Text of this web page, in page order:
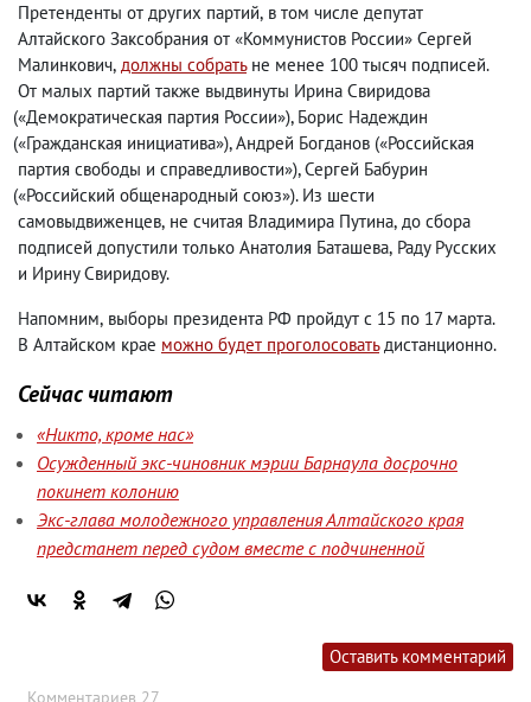
Претенденты от других партий, в том числе депутат
Алтайского Заксобрания от «Коммунистов России» Сергей
Малинкович, должны собратьне менее 100 тысяч подписей.
От малых партий также выдвинуты Ирина Свиридова
(«Демократическая партия России»), Борис Надеждин
(«Гражданская инициатива»), Андрей Богданов («Российская
партия свободы и справедливости»), Сергей Бабурин
(«Российский общенародный союз»). Из шести
самовыдвиженцев, не считая Владимира Путина, до сбора
подписей допустили только Анатолия Баташева, Раду Русских
и Ирину Свиридову.
Напомним, выборы президента РФ пройдут с 15 по 17 марта.
В Алтайском крае можно будет проголосоватьдистанционно.
Сейчас читают
«Никто, кроме нас»
Осужденный экс-чиновник мэрии Барнаула досрочно
покинет колонию
Экс-глава молодежного управления Алтайского края
предстанет перед судом вместе с подчиненной
Оставить комментарий
Комментариев 27